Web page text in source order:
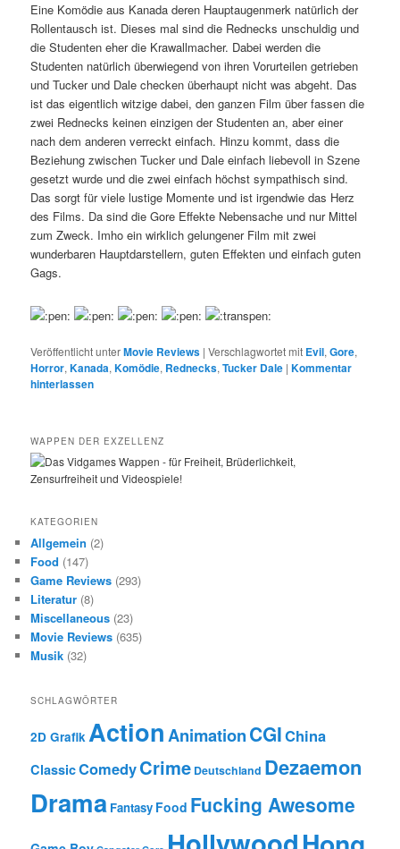
Eine Komödie aus Kanada deren Hauptaugenmerk natürlich der
Rollentausch ist. Dieses mal sind die Rednecks unschuldig und
die Studenten eher die Krawallmacher. Dabei werden die
Studenten natürlich überwiegend von ihren Vorurteilen getrieben
und Tucker und Dale checken überhaupt nicht was abgeht. Das
ist das eigentlich witzige dabei, den ganzen Film über fassen die
zwei Rednecks keinen einzigen der Studenten an, aber einer
nach dem anderen verreckt einfach. Hinzu kommt, dass die
Beziehung zwischen Tucker und Dale einfach liebevoll in Szene
gesetzt wurde und die zwei einfach höchst sympathisch sind.
Das sorgt für viele lustige Momente und ist irgendwie das Herz
des Films. Da sind die Gore Effekte Nebensache und nur Mittel
zum Zweck. Imho ein wirklich gelungener Film mit zwei
wunderbaren Hauptdarstellern, guten Effekten und einfach guten
Gags.
Veröffentlicht unterMovie Reviews |Verschlagwortet mit Evil,Gore,
Horror,Kanada,Komödie, Rednecks,Tucker Dale |Kommentar
hinterlassen
WAPPEN DER EXZELLENZ
KATEGORIEN
Allgemein (2)
Food (147)
Game Reviews (293)
Literatur (8)
Miscellaneous (23)
Movie Reviews (635)
Musik (32)
SCHLAGWÖRTER
2D Grafik ActionAnimationCGIChina
ClassicComedyCrime Deutschland Dezaemon
Drama Fantasy Food Fucking Awesome